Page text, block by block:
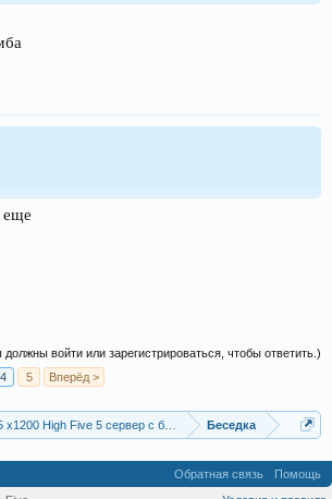
еще
войти или зарегистрироваться, чтобы ответить.)
4 5 Вперёд >
x1200 High Five 5 сервер с баферомБеседка
Обратная связь
Помощь